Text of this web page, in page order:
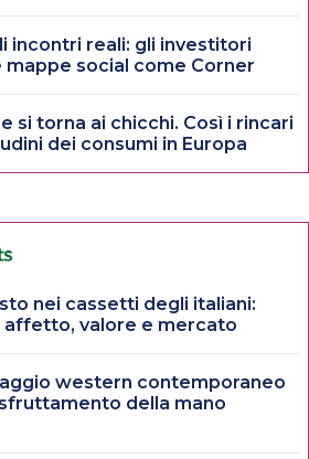
incontri reali: gli investitori
social come Corner
si torna ai chicchi. Così i rincari
dei consumi in Europa
nei cassetti degli italiani:
valore e mercato
western contemporaneo
della mano